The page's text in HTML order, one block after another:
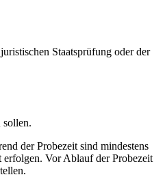
Staatsprüfung oder der
sollen.
der Probezeit sind mindestens
erfolgen. Vor Ablauf der Probezeit